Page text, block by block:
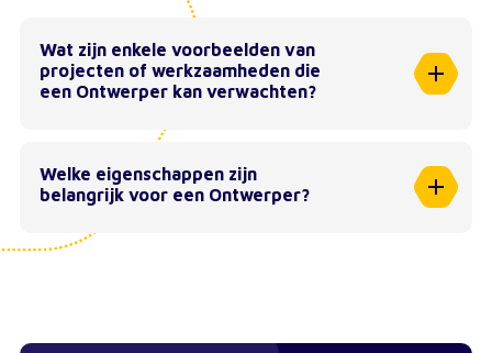
Wat zijn enkele voorbeelden van
projecten of werkzaamheden die
een Ontwerper kan verwachten?
Welke eigenschappen zijn
belangrijk voor een Ontwerper?